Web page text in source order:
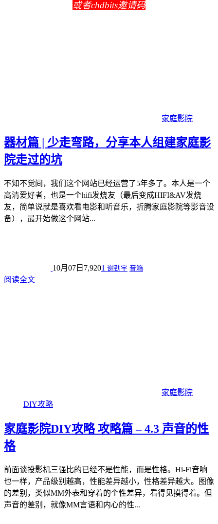
或者chdbits邀请码
家庭影院
器材篇 | 少走弯路，分享本人组建家庭影
院走过的坑
不知不觉间，我们这个网站已经运营了5年多了。本人是一个
高清爱好者，也是一个hifi发烧友（最后变成HIFI&AV发烧
友，简单说就是喜欢看电影和听音乐，折腾家庭影院等影音设
备），最开始做这个网站...
10月07日 7,9201 谢劲宇 音箱
阅读全文
家庭影院
DIY攻略
家庭影院DIY攻略 攻略篇 – 4.3 声音的性
格
前面谈投影机三强比的已经不是性能，而是性格。Hi-Fi音响
也一样，产品级别越高，性能差异越小，性格差异越大。图像
的差别，类似MM外表和穿着的个性差异，看得见摸得着。但
声音的差别，就像MM言语和内心的性...